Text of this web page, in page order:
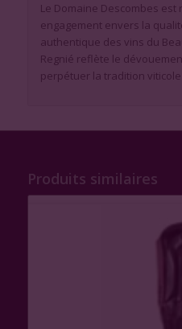
Le Domaine Descombes
engagement envers la
authentique des vins du
Regnié reflète le
perpétuer la tradition viticole
Produits similaires